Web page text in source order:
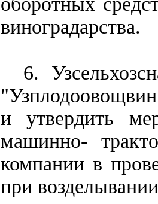
виноградарства.
6.
и утвердить
машинно-
компании в
при